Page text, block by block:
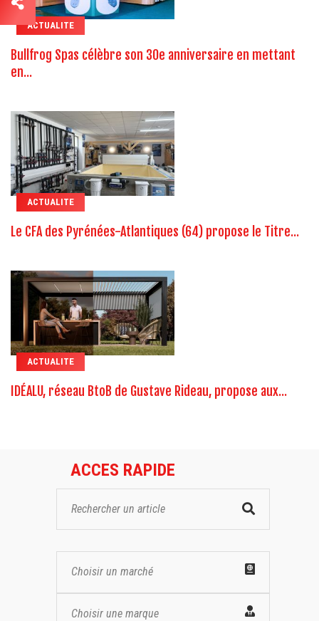
ACTUALITE
Bullfrog Spas célèbre son 30e anniversaire en mettant
en...
ACTUALITE
Le CFA des Pyrénées-Atlantiques (64) propose le Titre...
ACTUALITE
IDÉALU, réseau BtoB de Gustave Rideau, propose aux...
ACCES RAPIDE
Choisir un marché
Choisir une marque